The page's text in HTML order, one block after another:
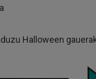
Halloween